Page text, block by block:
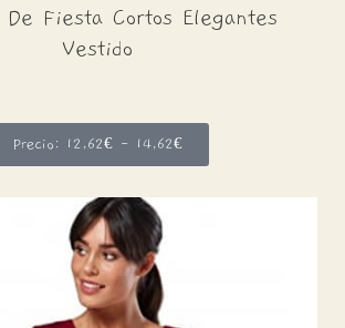
De Fiesta Cortos Elegantes
Vestido
Precio: 12,62€ - 14,62€